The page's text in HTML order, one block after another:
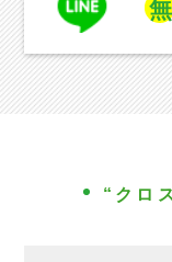
無
“クロ